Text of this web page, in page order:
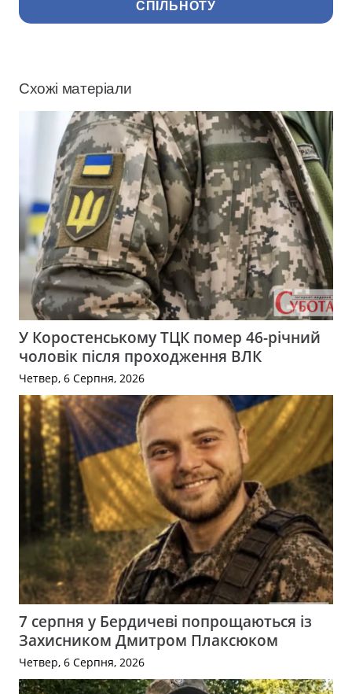
СПІЛЬНОТУ
Схожі матеріали
У Коростенському ТЦК помер 46-річний
чоловік після проходження ВЛК
Четвер, 6 Серпня, 2026
7 серпня у Бердичеві попрощаються із
Захисником Дмитром Плаксюком
Четвер, 6 Серпня, 2026